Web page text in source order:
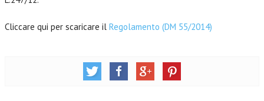
Cliccare qui per scaricare il Regolamento (DM 55/2014)